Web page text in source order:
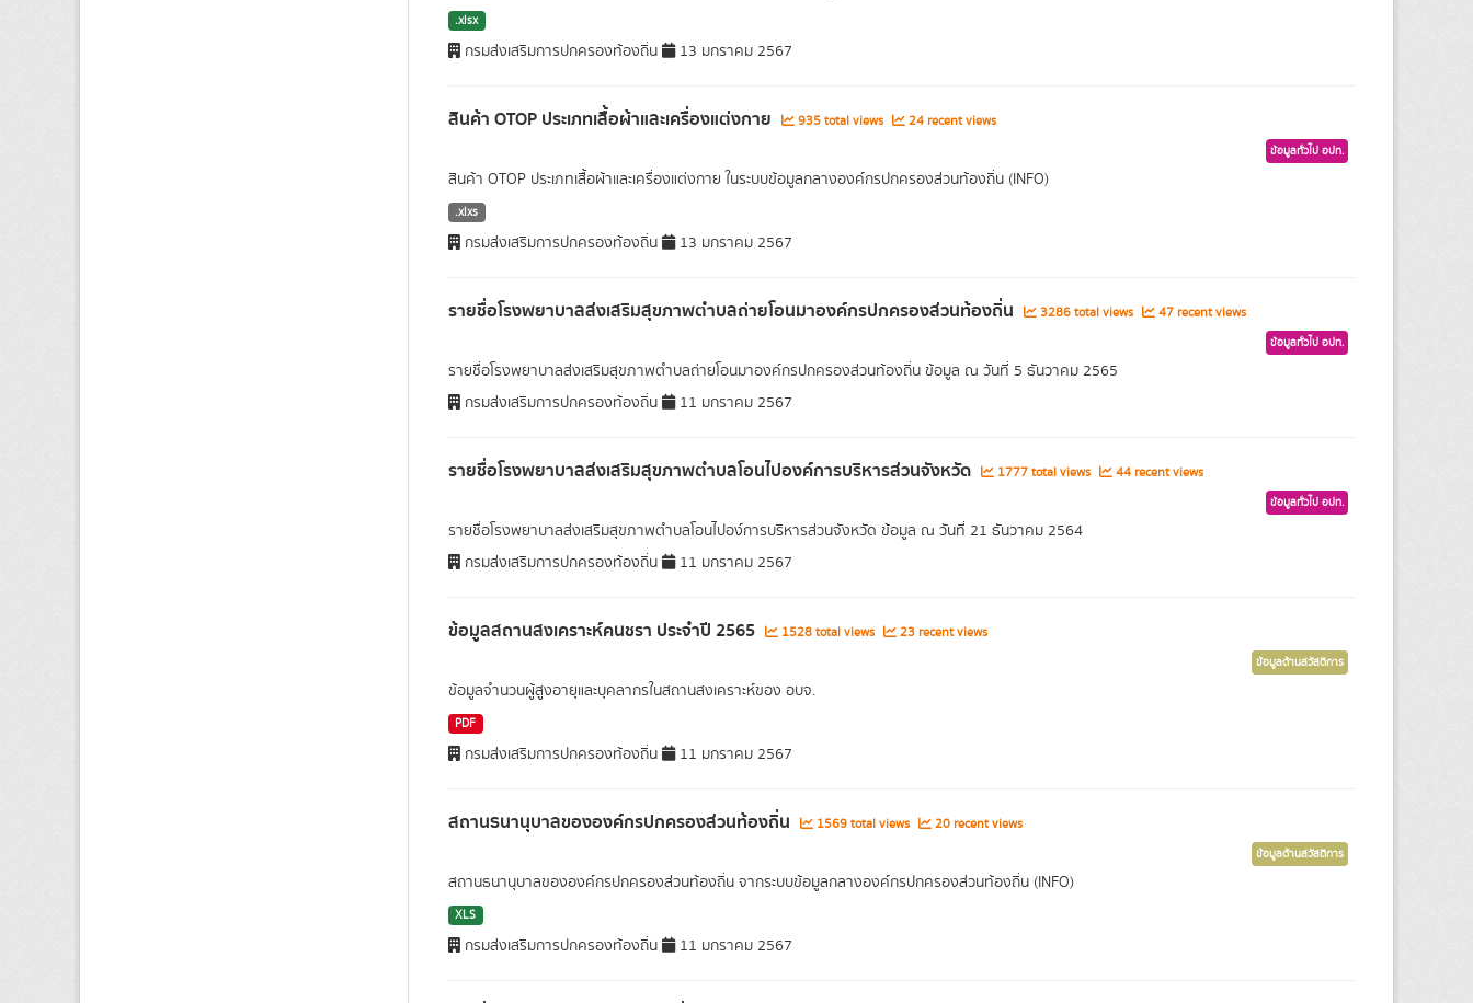
.xlsx
กรมส่งเสริมการปกครองท้องถิ่น 13 มกราคม 2567
สินค้า OTOP ประเภทเสื้อผ้าและเครื่องแต่งกาย 935 total views 24 recent views
ข้อมูลทั่วไป อปท.
สินค้า OTOP ประเภทเสื้อผ้าและเครื่องแต่งกาย ในระบบข้อมูลกลางองค์กรปกครองส่วนท้องถิ่น (INFO)
.xlxs
กรมส่งเสริมการปกครองท้องถิ่น 13 มกราคม 2567
รายชื่อโรงพยาบาลส่งเสริมสุขภาพตำบลถ่ายโอนมาองค์กรปกครองส่วนท้องถิ่น 3286 total views 47 recent views
ข้อมูลทั่วไป อปท.
รายชื่อโรงพยาบาลส่งเสริมสุขภาพตำบลถ่ายโอนมาองค์กรปกครองส่วนท้องถิ่น ข้อมูล ณ วันที่ 5 ธันวาคม 2565
กรมส่งเสริมการปกครองท้องถิ่น
11 มกราคม 2567
รายชื่อโรงพยาบาลส่งเสริมสุขภาพตำบลโอนไปองค์การบริหารส่วนจังหวัด 1777 total views 44 recent views
ข้อมูลทั่วไป อปท.
รายชื่อโรงพยาบาลส่งเสริมสุขภาพตำบลโอนไปอง์การบริหารส่วนจังหวัด ข้อมูล ณ วันที่ 21 ธันวาคม 2564
กรมส่งเสริมการปกครองท้องถิ่น
11 มกราคม 2567
ข้อมูลสถานสงเคราะห์คนชรา ประจำปี 2565 1528 total views 23 recent views
ข้อมูลด้านสวัสดิการ
ข้อมูลจำนวนผู้สูงอายุและบุคลากรในสถานสงเคราะห์ของ อบจ.
PDF
กรมส่งเสริมการปกครองท้องถิ่น 11 มกราคม 2567
สถานธนานุบาลขององค์กรปกครองส่วนท้องถิ่น 1569 total views 20 recent views
ข้อมูลด้านสวัสดิการ
สถานธนานุบาลขององค์กรปกครองส่วนท้องถิ่น จากระบบข้อมูลกลางองค์กรปกครองส่วนท้องถิ่น (INFO)
XLS
กรมส่งเสริมการปกครองท้องถิ่น 11 มกราคม 2567